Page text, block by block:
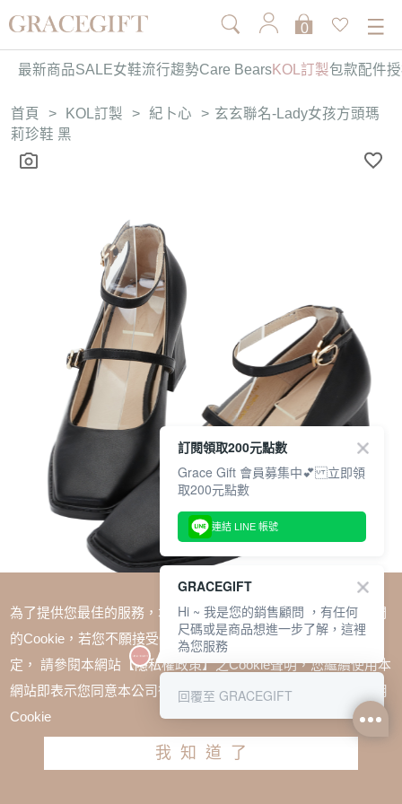
0
最新商品SALE女鞋流行趨勢Care BearsKOL訂製包款配件
首頁 > KOL訂製 > 紀卜心 > 玄玄聯名-Lady女孩方頭瑪
莉珍鞋 黑
玄玄聯名-Lady女孩方頭瑪莉珍鞋 黑
為了提供您最佳的服務，本網站會在您的電腦中放置並取用我們
的Cookie，若您不願接受Cookie時應如何變更電腦的Cookie設
定， 請參閱本網站【隱私權政策】之Cookie聲明，您繼續使用本
網站即表示您同意本公司得按本網站使用條款之Cookie聲明使用
Cookie
我知道了
訂閱領取200元點數
Grace Gift 會員募集中💕 立即領
取200元點數
連結 LINE 帳號
GRACEGIFT
Hi ~ 我是您的銷售顧問 ，有任何
尺碼或是商品想進一步了解，這裡
為您服務
回覆至 GRACEGIFT